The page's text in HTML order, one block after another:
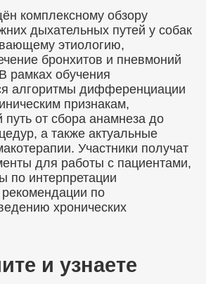
комплексному обзору
дыхательных путей у собак
этиологию,
бронхитов и пневмоний
рамках обучения
алгоритмы дифференциации
признакам,
путь от сбора анамнеза до
а также актуальные
Участники получат
для работы с пациентами,
по интерпретации
по
хронических
и узнаете